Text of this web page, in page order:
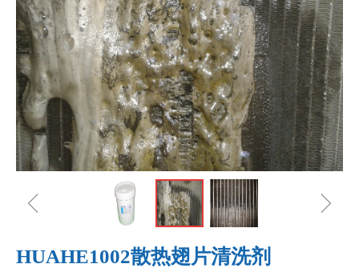
HUAHE1002散热翅片清洗剂
ꁆ ꁇ